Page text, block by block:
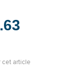
cet article